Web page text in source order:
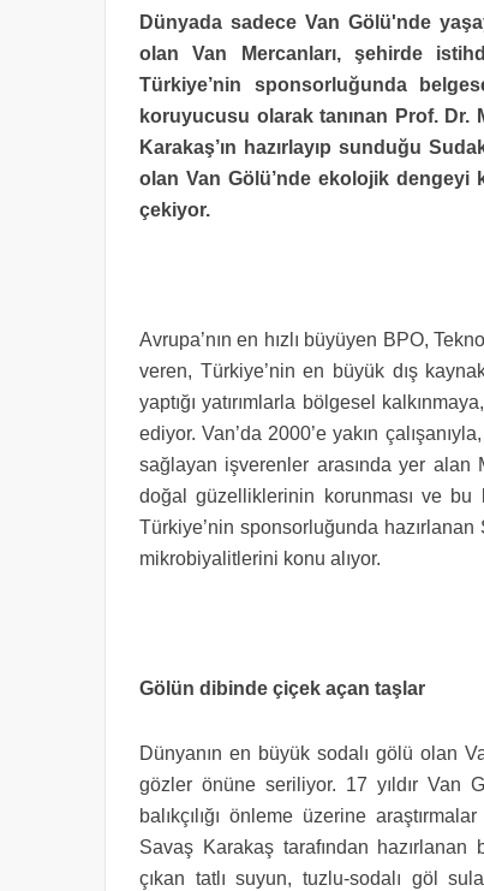
Dünyada sadece Van Gölü'nde
olan Van Mercanları, şehirde
Türkiye’nin sponsorluğunda
koruyucusu olarak tanınan Prof. Dr.
Karakaş’ın hazırlayıp sunduğu
olan Van Gölü’nde ekolojik dengeyi
çekiyor.
Avrupa’nın en hızlı büyüyen BPO,
veren, Türkiye’nin en büyük dış
yaptığı yatırımlarla bölgesel
ediyor. Van’da 2000’e yakın
sağlayan işverenler arasında yer alan
doğal güzelliklerinin korunması ve bu
Türkiye’nin sponsorluğunda
mikrobiyalitlerini konu alıyor.
Gölün dibinde çiçek açan taşlar
Dünyanın en büyük sodalı gölü olan
gözler önüne seriliyor. 17 yıldır Van
balıkçılığı önleme üzerine
Savaş Karakaş tarafından
çıkan tatlı suyun, tuzlu-sodalı göl